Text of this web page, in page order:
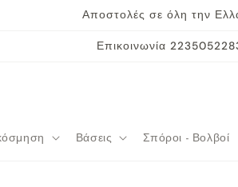
Αποστολές σε όλη την
Επικοινωνία
Βάσεις Σπόροι - Βολβοί